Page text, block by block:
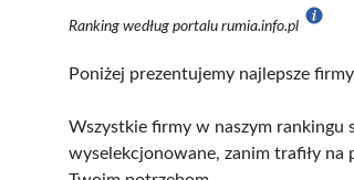
Ranking według portalu rumia.info.pl
Poniżej prezentujemy najlepsze
Wszystkie firmy w naszym rankingu
wyselekcjonowane, zanim trafiły